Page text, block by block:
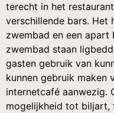
terecht in het
verschillende bars. Het
zwembad en een apart
zwembad staan
gasten gebruik van
kunnen gebruik maken
internetcafé aanwezig.
mogelijkheid tot biljart,